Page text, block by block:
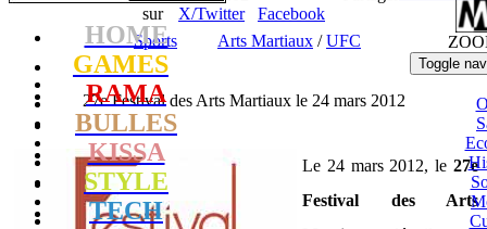
HOME
GAMES
RAMA
BULLES
KISSA
STYLE
TECH
Toggle
sur
X/Twitter
Facebook
Sports
Arts Martiaux /UFC
27e Festival des Arts Martiaux le 24 mars 2012
Le 24 mars 2012, le 27e
Festival des Arts